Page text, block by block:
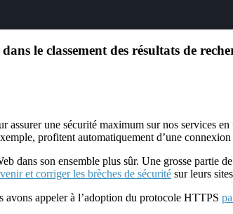
le classement des résultats de
une sécurité maximum sur nos services
profitent automatiquement d’une connexion
dans son ensemble plus sûr. Une grosse partie
et corriger les brèches de sécurité sur leurs
appeler à l’adoption du protocole HTTPS